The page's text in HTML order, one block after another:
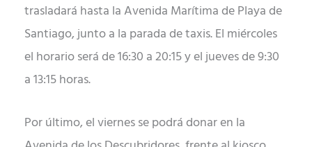
trasladará hasta la Avenida Marítima de Playa de
Santiago, junto a la parada de taxis. El miércoles
el horario será de 16:30 a 20:15 y el jueves de 9:30
a 13:15 horas.
Por último, el viernes se podrá donar en la